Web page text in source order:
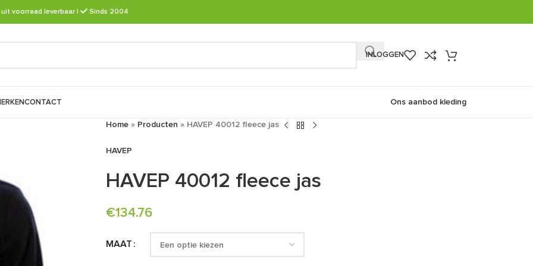
uit voorraad leverbaar | Sinds 2004
INLOGGEN
CONTACT Ons aanbod kleding
Home» Producten » HAVEP 40012 fleece jas
HAVEP
HAVEP 40012 fleece jas
€134.76
MAAT